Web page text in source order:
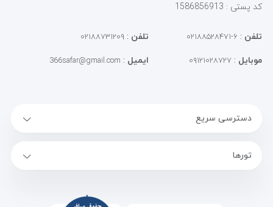
کد پستی : 1586856913
تلفن : ۶-۰۲۱۸۸۵۲۸۴۷۱ تلفن : ۰۲۱۸۸۷۳۱۲۰۹
موبایل : ۰۹۱۲۱۰۲۸۷۲۷ ایمیل :
366safar@gmail.com
دسترسی سریع
تورها